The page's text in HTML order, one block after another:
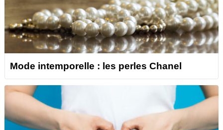
Mode intemporelle : les perles Chanel